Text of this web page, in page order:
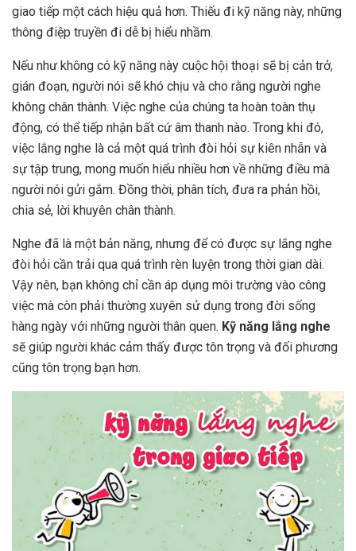
giao tiếp một cách hiệu quả hơn. Thiếu đi kỹ năng này, những
thông điệp truyền đi dễ bị hiểu nhầm.
Nếu như không có kỹ năng này cuộc hội thoại sẽ bị cản trở,
gián đoạn, người nói sẽ khó chịu và cho rằng người nghe
không chân thành. Việc nghe của chúng ta hoàn toàn thụ
động, có thể tiếp nhận bất cứ âm thanh nào. Trong khi đó,
việc lắng nghe là cả một quá trình đòi hỏi sự kiên nhẫn và
sự tập trung, mong muốn hiểu nhiều hơn về những điều mà
người nói gửi gắm. Đồng thời, phân tích, đưa ra phản hồi,
chia sẻ, lời khuyên chân thành.
Nghe đã là một bản năng, nhưng để có được sự lắng nghe
đòi hỏi cần trải qua quá trình rèn luyện trong thời gian dài.
Vậy nên, bạn không chỉ cần áp dụng môi trường vào công
việc mà còn phải thường xuyên sử dụng trong đời sống
hàng ngày với những người thân quen. Kỹ năng lắng nghe
sẽ giúp người khác cảm thấy được tôn trọng và đối phương
cũng tôn trọng bạn hơn.